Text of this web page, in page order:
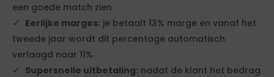
een goede match zien
Eerlijke marges: je betaalt 13% marge en vanaf het
tweede jaar wordt dit percentage automatisch
verlaagd naar 11%
Supersnelle uitbetaling: nadat de klant het bedrag